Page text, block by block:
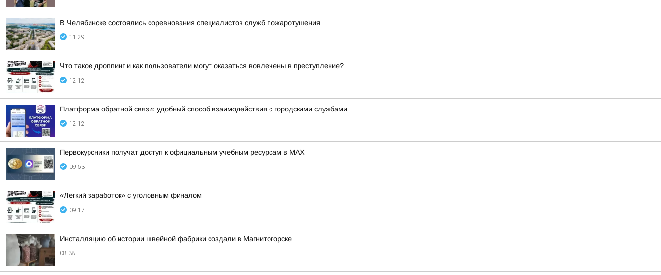
В Челябинске состоялись соревнования специалистов служб пожаротушения
11:29
Что такое дроппинг и как пользователи могут оказаться вовлечены в преступление?
12:12
Платформа обратной связи: удобный способ взаимодействия с городскими службами
12:12
Первокурсники получат доступ к официальным учебным ресурсам в MAX
09:53
«Легкий заработок» с уголовным финалом
09:17
Инсталляцию об истории швейной фабрики создали в Магнитогорске
08:38